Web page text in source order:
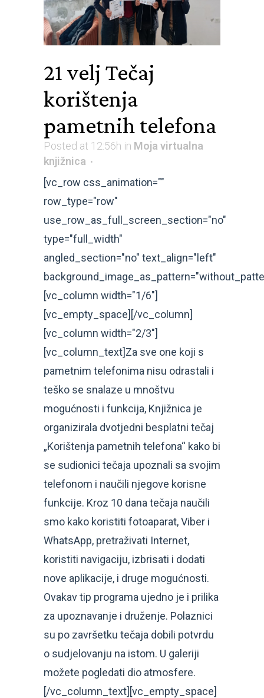
21 velj Tečaj
korištenja
pametnih telefona
Posted at 12:56h in Moja virtualna
knjižnica
[vc_row css_animation=""
row_type="row"
use_row_as_full_screen_section="no"
type="full_width"
angled_section="no" text_align="left"
[vc_column width="1/6"]
[vc_empty_space][/vc_column]
[vc_column width="2/3"]
[vc_column_text]Za sve one koji s
pametnim telefonima nisu odrastali i
teško se snalaze u mnoštvu
mogućnosti i funkcija, Knjižnica je
organizirala dvotjedni besplatni tečaj
„Korištenja pametnih telefona“ kako bi
se sudionici tečaja upoznali sa svojim
telefonom i naučili njegove korisne
funkcije. Kroz 10 dana tečaja naučili
smo kako koristiti fotoaparat, Viber i
WhatsApp, pretraživati Internet,
koristiti navigaciju, izbrisati i dodati
nove aplikacije, i druge mogućnosti.
Ovakav tip programa ujedno je i prilika
za upoznavanje i druženje. Polaznici
su po završetku tečaja dobili potvrdu
o sudjelovanju na istom. U galeriji
možete pogledati dio atmosfere.
[/vc_column_text][vc_empty_space]